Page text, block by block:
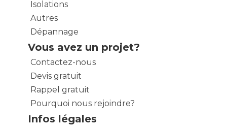
Isolations
Autres
Dépannage
Vous avez un projet?
Contactez-nous
Devis gratuit
Rappel gratuit
Pourquoi nous rejoindre?
Infos légales